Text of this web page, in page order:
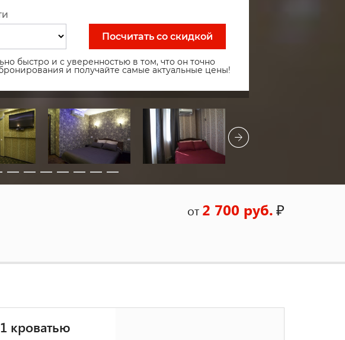
Посчитать со скидкой
быстро и с уверенностью в том, что он точно
и получайте самые актуальные цены!
от 2 700 руб.₽
кроватью